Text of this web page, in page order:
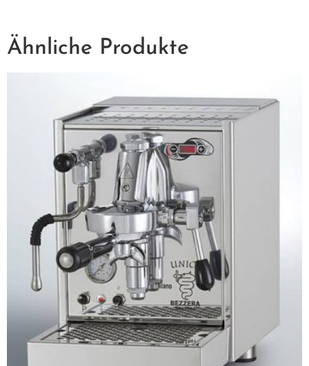
Ähnliche Produkte